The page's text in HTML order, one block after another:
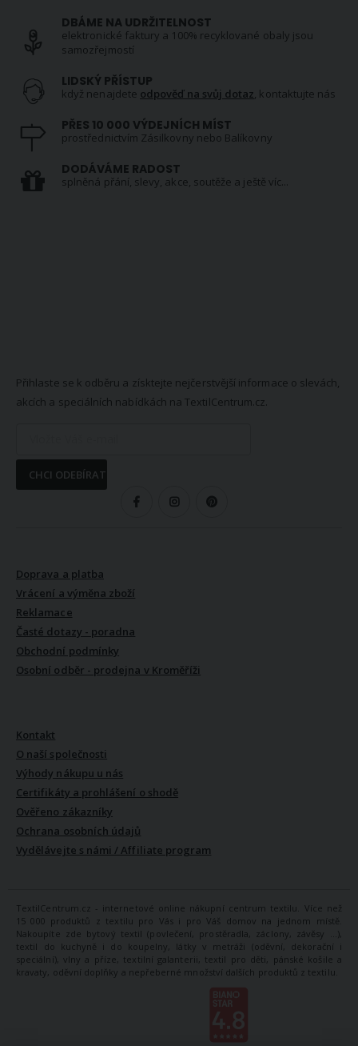
DBÁME NA UDRŽITELNOST
elektronické faktury a 100% recyklované obaly jsou
samozřejmostí
LIDSKÝ PŘÍSTUP
když nenajdete odpověď na svůj dotaz, kontaktujte nás
PŘES 10 000 VÝDEJNÍCH MÍST
prostřednictvím Zásilkovny nebo Balíkovny
DODÁVÁME RADOST
splněná přání, slevy, akce, soutěže a ještě víc...
Přihlaste se k odběru a získtejte nejčerstvější informace o slevách,
akcích a speciálních nabídkách na TextilCentrum.cz.
CHCI ODEBÍRAT
Doprava a platba
Vrácení a výměna zboží
Reklamace
Časté dotazy - poradna
Obchodní podmínky
Osobní odběr - prodejna v Kroměříži
Kontakt
O naší společnosti
Výhody nákupu u nás
Certifikáty a prohlášení o shodě
Ověřeno zákazníky
Ochrana osobních údajů
Vydělávejte s námi / Affiliate program
TextilCentrum.cz - internetové online nákupní centrum textilu. Více než
15 000 produktů z textilu pro Vás i pro Váš domov na jednom místě.
Nakoupíte zde bytový textil (povlečení, prostěradla, záclony, závěsy ...),
textil do kuchyně i do koupelny, látky v metráži (oděvní, dekorační i
speciální), vlny a příze, textilní galanterii, textil pro děti, pánské košile a
kravaty, oděvní doplňky a nepřeberné množství dalších produktů z textilu.